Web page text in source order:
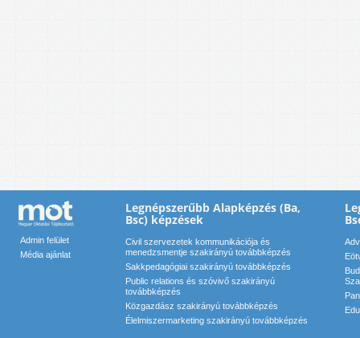
Admin felület
Média ajánlat
Legnépszerűbb Alapképzés (Ba,
Bsc) képzések
Civil szervezetek kommunikációja és
menedzsmentje szakirányú továbbképzés
Sakkpedagógiai szakirányú továbbképzés
Public relations és szóvivő szakirányú
továbbképzés
Közgazdász szakirányú továbbképzés
Élelmiszermarketing szakirányú továbbképzés